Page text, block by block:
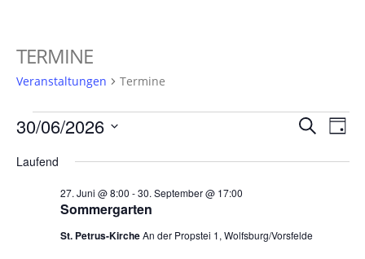
TERMINE
Veranstaltungen Termine
VERANSTALTUNGEN
FÜR
JUNI
2026
SucheTag
30/06/2026
wählen.
Laufend
Sommergarten
27. Juni @ 8:00 -30. September @ 17:00
St. Petrus-KircheAn der Propstei 1, Wolfsburg/Vorsfelde